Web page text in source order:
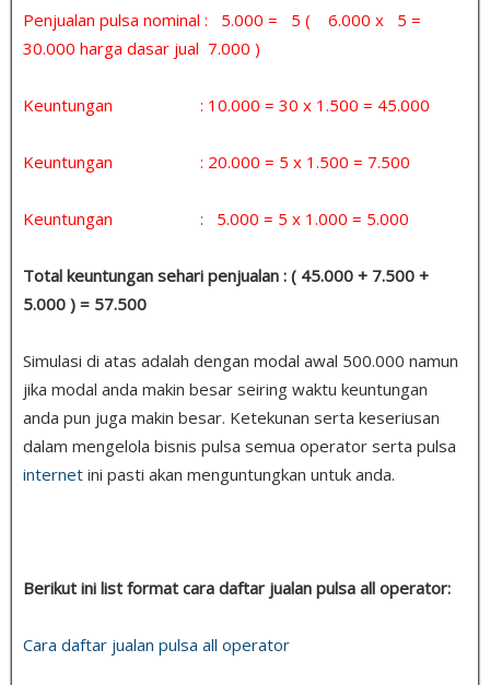
Penjualan pulsa nominal : 5.000 = 5 ( 6.000 x 5 =
30.000 harga dasar jual 7.000 )
Keuntungan : 10.000 = 30 x 1.500 = 45.000
Keuntungan : 20.000 = 5 x 1.500 = 7.500
Keuntungan : 5.000 = 5 x 1.000 = 5.000
Total keuntungan sehari penjualan : ( 45.000 + 7.500 +
5.000 ) = 57.500
Simulasi di atas adalah dengan modal awal 500.000 namun
jika modal anda makin besar seiring waktu keuntungan
anda pun juga makin besar. Ketekunan serta keseriusan
dalam mengelola bisnis pulsa semua operator serta pulsa
internet ini pasti akan menguntungkan untuk anda.
Berikut ini list format cara daftar jualan pulsa all operator:
Cara daftar jualan pulsa all operator